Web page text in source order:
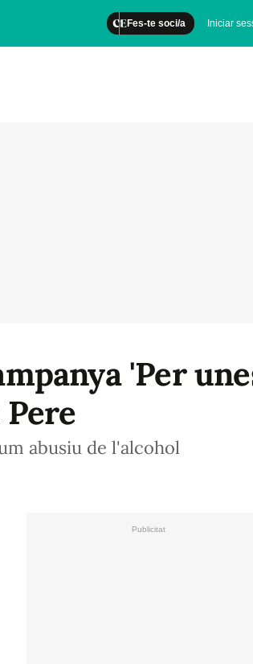
Fes-te soci/a Iniciar
'Per
abusiu de l'alcohol